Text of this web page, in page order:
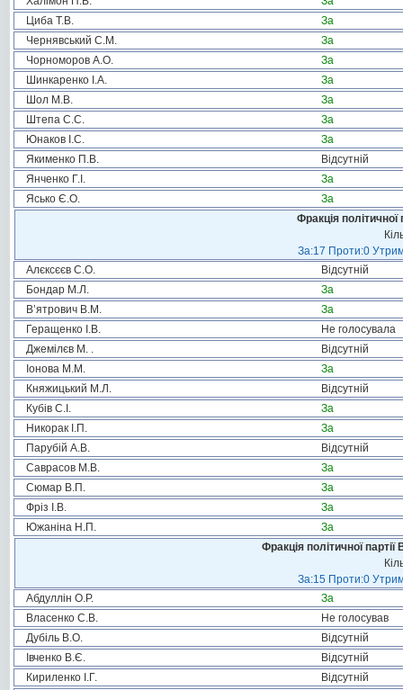
Циба Т.В.
За
Чернявський С.М.
За
Чорноморов А.О.
За
Шинкаренко І.А.
За
Шол М.В.
За
Штепа С.С.
За
Юнаков І.С.
За
Якименко П.В.
Відсутній
Янченко Г.І.
За
Ясько Є.О.
За
Фракція
За:17 Проти:0
Алєксєєв С.О.
Відсутній
Бондар М.Л.
За
В’ятрович В.М.
За
Геращенко І.В.
Не голосувала
Джемілєв М. .
Відсутній
Іонова М.М.
За
Княжицький М.Л.
Відсутній
Кубів С.І.
За
Никорак І.П.
За
Парубій А.В.
Відсутній
Саврасов М.В.
За
Сюмар В.П.
За
Фріз І.В.
За
Южаніна Н.П.
За
Фракція політичної
За:15 Проти:0
Абдуллін О.Р.
За
Власенко С.В.
Не голосував
Дубіль В.О.
Відсутній
Івченко В.Є.
Відсутній
Кириленко І.Г.
Відсутній